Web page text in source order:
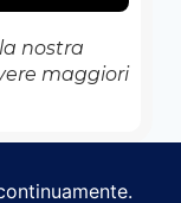
nostra
maggiori